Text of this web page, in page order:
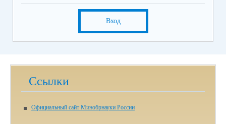
Вход
Ссылки
Официальный сайт Минобрнауки России